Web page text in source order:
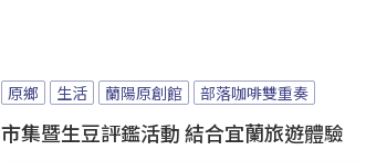
原鄉 生活 蘭陽原創館 部落咖啡雙重奏
市集暨生豆評鑑活動 結合宜蘭旅遊體驗